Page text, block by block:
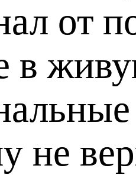
от
в
не